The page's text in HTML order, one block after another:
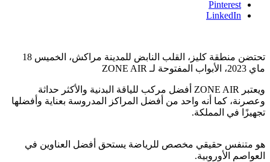
Pinterest
LinkedIn
تحتضن منطقة كليز، القلب النابض للمدينة مراكش، الخميس 18
ماي 2023، الأبواب المفتوحة لـ ZONE AIR
ويعتبر ZONE AIR أفضل مركب للياقة البدنية والأكثر حداثة
وعصرنة، كما أنه واحد من أفضل المراكز المدروسة بعناية وأفضلها
تجهيزًا في المملكة.
هو متنفس حقيقي مخصص للرياضة يستحق أفضل العناوين في
العواصم الأوروبية.